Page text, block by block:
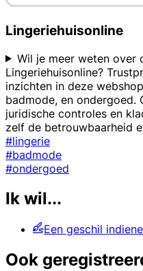
Lingeriehuisonline
Wil je meer weten over
Lingeriehuisonline?
inzichten in deze
badmode, en ondergoed.
juridische controles en
zelf de betrouwbaarheid
#lingerie
#badmode
#ondergoed
Ik wil...
Een geschil
Ook